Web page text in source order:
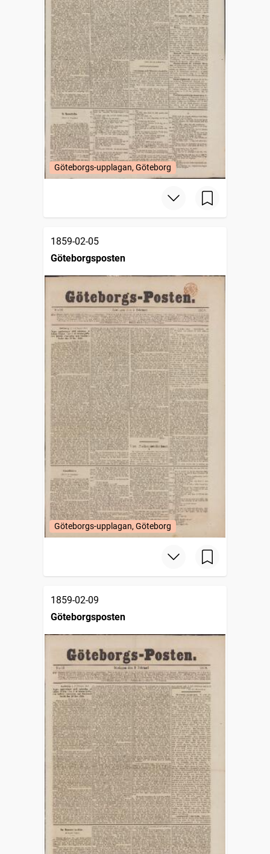
Göteborgs-upplagan, Göteborg
1859-02-05
Göteborgsposten
Göteborgs-upplagan, Göteborg
1859-02-09
Göteborgsposten